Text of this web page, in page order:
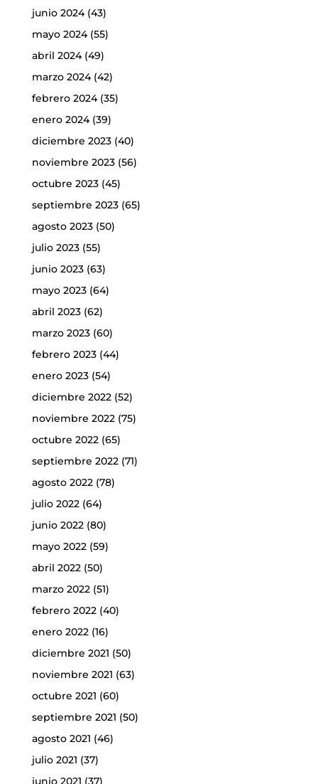
junio 2024(43)
mayo 2024(55)
abril 2024(49)
marzo 2024(42)
febrero 2024(35)
enero 2024(39)
diciembre 2023(40)
noviembre 2023(56)
octubre 2023(45)
septiembre 2023(65)
agosto 2023(50)
julio 2023(55)
junio 2023(63)
mayo 2023(64)
abril 2023(62)
marzo 2023(60)
febrero 2023(44)
enero 2023(54)
diciembre 2022(52)
noviembre 2022(75)
octubre 2022(65)
septiembre 2022(71)
agosto 2022(78)
julio 2022(64)
junio 2022(80)
mayo 2022(59)
abril 2022(50)
marzo 2022(51)
febrero 2022(40)
enero 2022(16)
diciembre 2021 (50)
noviembre 2021 (63)
octubre 2021 (60)
septiembre 2021 (50)
agosto 2021 (46)
julio 2021 (37)
junio 2021 (37)